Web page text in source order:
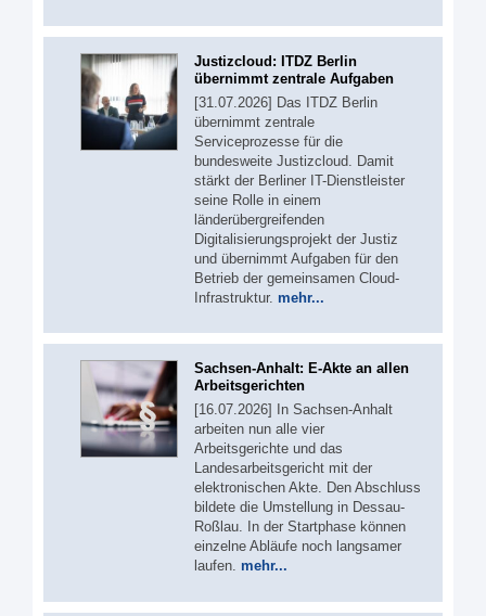
Justizcloud: ITDZ Berlin
übernimmt zentrale Aufgaben
[31.07.2026] Das ITDZ Berlin
übernimmt zentrale
Serviceprozesse für die
bundesweite Justizcloud. Damit
stärkt der Berliner IT-Dienstleister
seine Rolle in einem
länderübergreifenden
Digitalisierungsprojekt der Justiz
und übernimmt Aufgaben für den
Betrieb der gemeinsamen Cloud-
Infrastruktur. mehr...
Sachsen-Anhalt: E-Akte an allen
Arbeitsgerichten
[16.07.2026] In Sachsen-Anhalt
arbeiten nun alle vier
Arbeitsgerichte und das
Landesarbeitsgericht mit der
elektronischen Akte. Den Abschluss
bildete die Umstellung in Dessau-
Roßlau. In der Startphase können
einzelne Abläufe noch langsamer
laufen. mehr...